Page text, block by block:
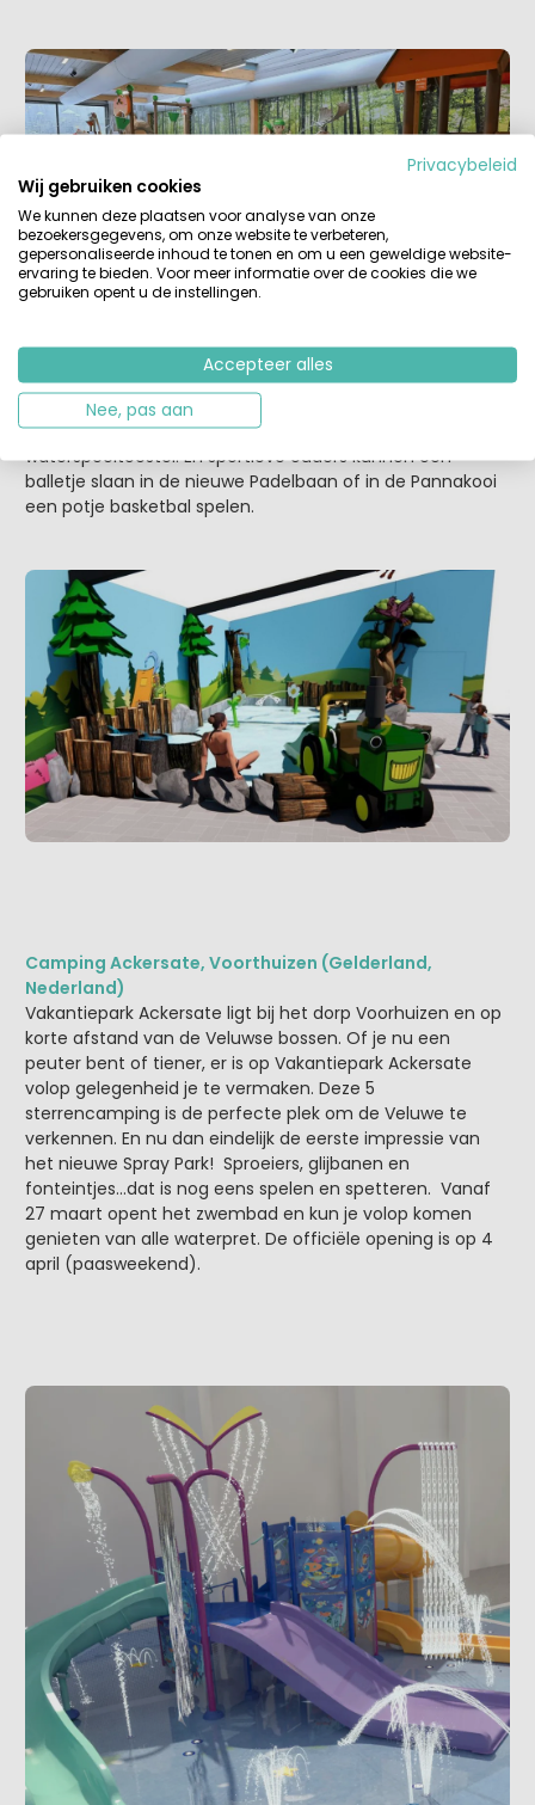
Ook hier voor de waterratjes meer waterpret. Het
zwembad krijgt in 2026 een upgrade. Er komt onder
andere een nieuwe grote glijbaan van wel 49 meter lang.
En voor de jongste gasten een nieuw spetter bad met
waterspeeltoestel. En sportieve ouders kunnen een
balletje slaan in de nieuwe Padelbaan of in de Pannakooi
een potje basketbal spelen.
Camping Ackersate, Voorthuizen (Gelderland,
Nederland)
Vakantiepark Ackersate ligt bij het dorp Voorhuizen en op
korte afstand van de Veluwse bossen. Of je nu een
peuter bent of tiener, er is op Vakantiepark Ackersate
volop gelegenheid je te vermaken. Deze 5
sterrencamping is de perfecte plek om de Veluwe te
verkennen. En nu dan eindelijk de eerste impressie van
het nieuwe Spray Park! Sproeiers, glijbanen en
fonteintjes…dat is nog eens spelen en spetteren. Vanaf
27 maart opent het zwembad en kun je volop komen
genieten van alle waterpret. De officiële opening is op 4
april (paasweekend).
Privacybeleid
Wij gebruiken cookies
We kunnen deze plaatsen voor analyse van onze
bezoekersgegevens, om onze website te verbeteren,
gepersonaliseerde inhoud te tonen en om u een geweldige website-
ervaring te bieden. Voor meer informatie over de cookies die we
gebruiken opent u de instellingen.
Accepteer alles
Nee, pas aan